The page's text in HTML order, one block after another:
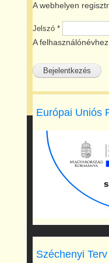
A webhelyen
Jelszó*
A
Európai Uniós
Széchenyi